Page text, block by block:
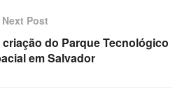
Next Post
do Parque Tecnológico
em Salvador